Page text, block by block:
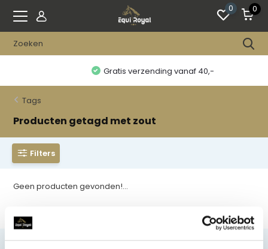
0 0
Gratis verzending vanaf 40,-
Tags
Producten getagd met zout
Filters
Geen producten gevonden!...